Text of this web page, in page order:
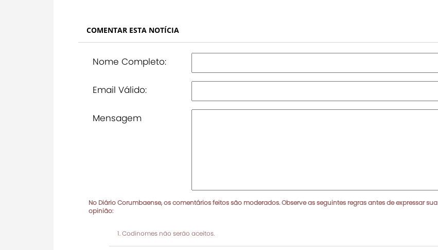
COMENTAR ESTA NOTÍCIA
Nome Completo:
Email Válido:
Mensagem
No Diário Corumbaense, os comentários feitos são moderados. Observe as seguintes regras antes de expressar sua
opinião:
Codinomes não serão aceitos.